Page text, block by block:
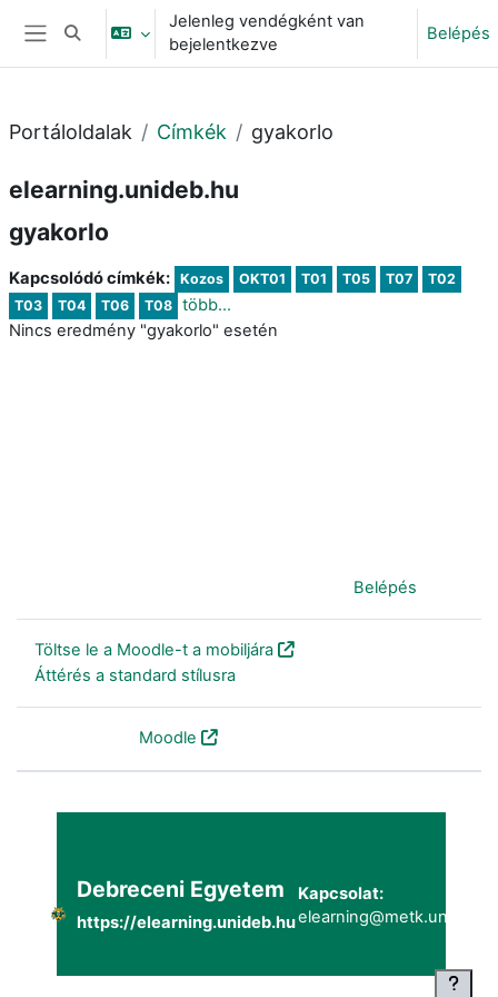
Tovább a fő tartalomhoz
Oldalpanel
Keresési bemeneti adatok váltása
Jelenleg vendégként van
bejelentkezve
Belépés
Portáloldalak Címkék gyakorlo
elearning.unideb.hu
gyakorlo
Kapcsolódó címkék: Kozos OKT01 T01 T05 T07
T02
T03
T04 T06 T08
több...
Nincs eredmény "gyakorlo" esetén
Belépés
Töltse le a Moodle-t a mobiljára
Áttérés a standard stílusra
Moodle
Debreceni Egyetem
https://elearning.unideb.hu
Kapcsolat: